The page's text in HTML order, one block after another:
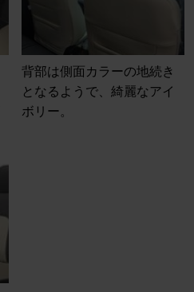
背部は側面カラーの地続き
となるようで、綺麗なアイ
ボリー。